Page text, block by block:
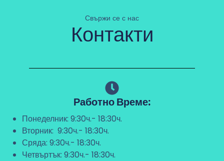
Свържи се с нас
Контакти
Работно Време:
Понеделник: 9:30ч.- 18:30ч.
Вторник: 9:30ч.- 18:30ч.
Сряда: 9:30ч.- 18:30ч.
Четвъртък: 9:30ч.- 18:30ч.